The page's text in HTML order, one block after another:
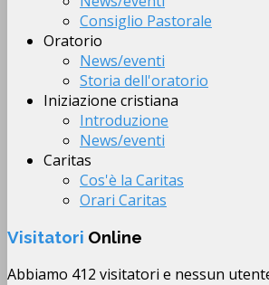
Consiglio Pastorale
Oratorio
News/eventi
Storia dell'oratorio
Iniziazione cristiana
Introduzione
News/eventi
Caritas
Cos'è la Caritas
Orari Caritas
Visitatori Online
Abbiamo 412 visitatori e nessun